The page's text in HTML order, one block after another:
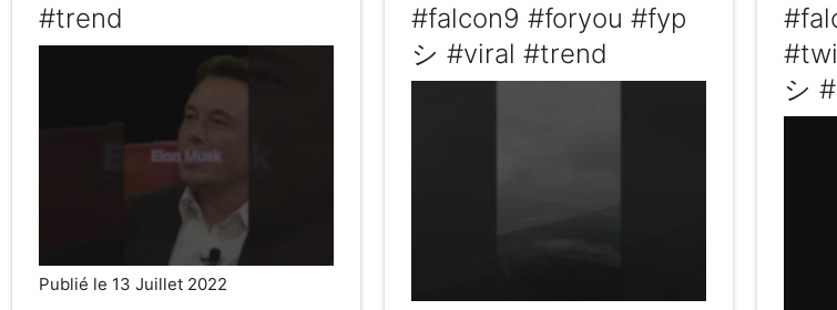
#trend
Publié le 13 Juillet 2022
#falcon9 #foryou #fyp
シ #viral #trend
シ